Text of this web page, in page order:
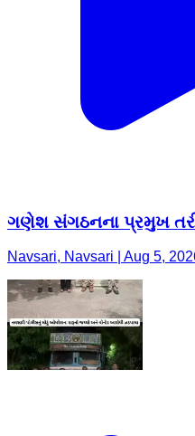
ગણેશ સંગઠનના પ્રમુખ
Navsari, Navsari | Aug 5,